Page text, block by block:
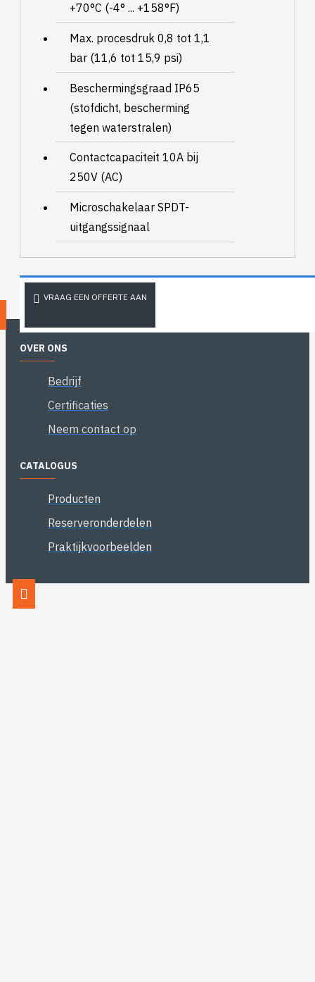
+70°C (-4° ... +158°F)
Max. procesdruk 0,8 tot 1,1
bar (11,6 tot 15,9 psi)
Beschermingsgraad IP65
(stofdicht, bescherming
tegen waterstralen)
Contactcapaciteit 10A bij
250V (AC)
Microschakelaar SPDT-
uitgangssignaal
VRAAG EEN OFFERTE AAN
OVER ONS
Bedrijf
Certificaties
Neem contact op
CATALOGUS
Producten
Reserveronderdelen
Praktijkvoorbeelden